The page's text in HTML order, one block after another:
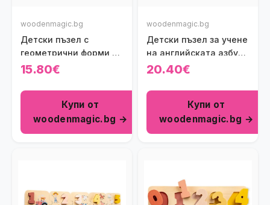
woodenmagic.bg
Детски пъзел с
геометрични форми –
Веселите Животни
15.80€
Купи от
woodenmagic.bg →
woodenmagic.bg
Детски пъзел за учене
на английската азбука
- Змия New Classic
20.40€
Купи от
woodenmagic.bg →